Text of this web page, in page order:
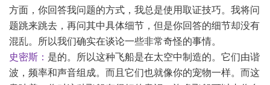
方面，你回答我问题的方式，我总是使用取证技巧。我将问
题跳来跳去，再问其中具体细节，但是你回答的细节却没有
混乱。所以我们确实在谈论一些非常奇怪的事情。
史密斯： 是的。所以这种飞船是在太空中制造的。它们由谐
波，频率和声音组成。而且它们也就像你的宠物一样。而这